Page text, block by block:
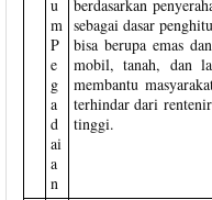
u
m
P
e
g
a
d
ai
a
n
berdasarkan
sebagai dasar
bisa berupa emas
mobil, tanah, dan
membantu
terhindar dari
tinggi.